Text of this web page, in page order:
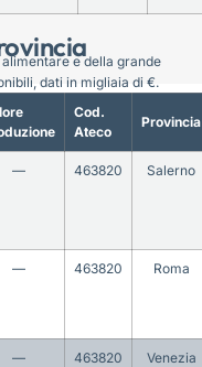
Cod.
Ateco
Provincia
— 463820 Salerno
— 463820 Roma
— 463820 Venezia
e della grande
dati in migliaia di €.